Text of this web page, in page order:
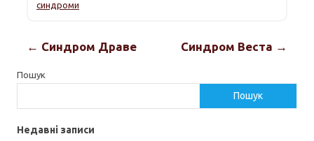
синдроми
← Синдром Драве Синдром Веста →
Пошук
Пошук
Недавні записи